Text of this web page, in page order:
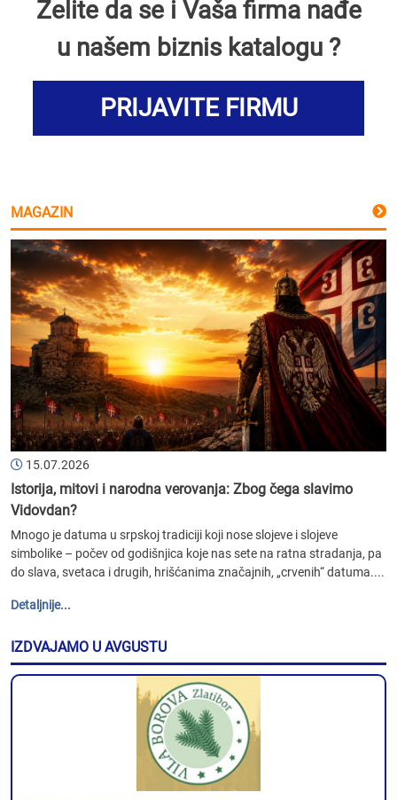
Želite da se i Vaša firma nađe
u našem biznis katalogu ?
PRIJAVITE FIRMU
MAGAZIN
15.07.2026
Istorija, mitovi i narodna verovanja: Zbog čega slavimo
Vidovdan?
Mnogo je datuma u srpskoj tradiciji koji nose slojeve i slojeve
simbolike – počev od godišnjica koje nas sete na ratna stradanja, pa
do slava, svetaca i drugih, hrišćanima značajnih, „crvenih“ datuma....
Detaljnije...
IZDVAJAMO U AVGUSTU